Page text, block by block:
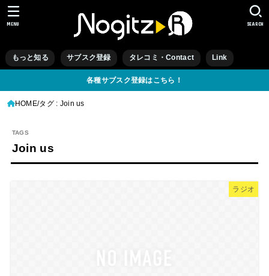
もっと知る サブスク登録 タレコミ・Contact Link
SEARCH
MENU
各種サブスク登録はこちら！
HOME タグ : Join us
Join us
ラジオ